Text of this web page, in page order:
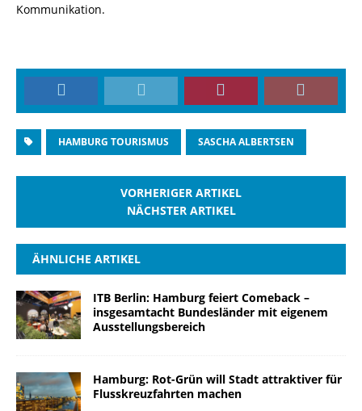
Kommunikation.
HAMBURG TOURISMUS SASCHA ALBERTSEN
VORHERIGER ARTIKEL
NÄCHSTER ARTIKEL
ÄHNLICHE ARTIKEL
ITB Berlin: Hamburg feiert Comeback –
insgesamtacht Bundesländer mit eigenem
Ausstellungsbereich
Hamburg: Rot-Grün will Stadt attraktiver für
Flusskreuzfahrten machen